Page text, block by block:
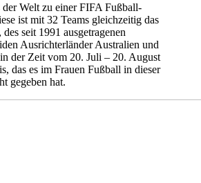
der Welt zu einer FIFA Fußball-
ist mit 32 Teams gleichzeitig das
seit 1991 ausgetragenen
Ausrichterländer Australien und
der Zeit vom 20. Juli – 20. August
das es im Frauen Fußball in dieser
gegeben hat.